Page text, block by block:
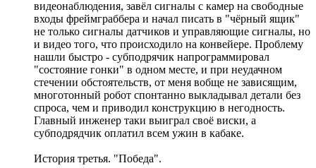
видеонаблюдения, завёл сигналы с камер на свободные
входы фреймграббера и начал писать в "чёрный ящик"
не только сигналы датчиков и управляющие сигналы, но
и видео того, что происходило на конвейере. Проблему
нашли быстро - субподрячик напрограммировал
"состояние гонки" в одном месте, и при неудачном
стечении обстоятельств, от меня вобще не зависящим,
многотонный робот спонтанно выкладывал детали без
спроса, чем и приводил конструкцию в негодность.
Главный инженер таки выиграл своё виски, а
субподрядчик оплатил всем ужин в кабаке.
История третья. "Победа".